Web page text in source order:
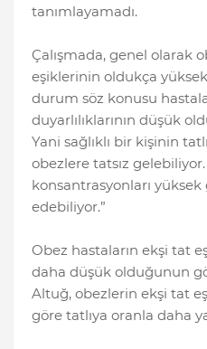
tanımlayamadı.
Çalışmada, genel olarak
eşiklerinin oldukça
durum söz konusu
duyarlılıklarının düşük
Yani sağlıklı bir kişinin
obezlere tatsız
konsantrasyonları yüksek
edebiliyor.”
Obez hastaların ekşi tat
daha düşük olduğunun
Altuğ, obezlerin ekşi tat
göre tatlıya oranla daha